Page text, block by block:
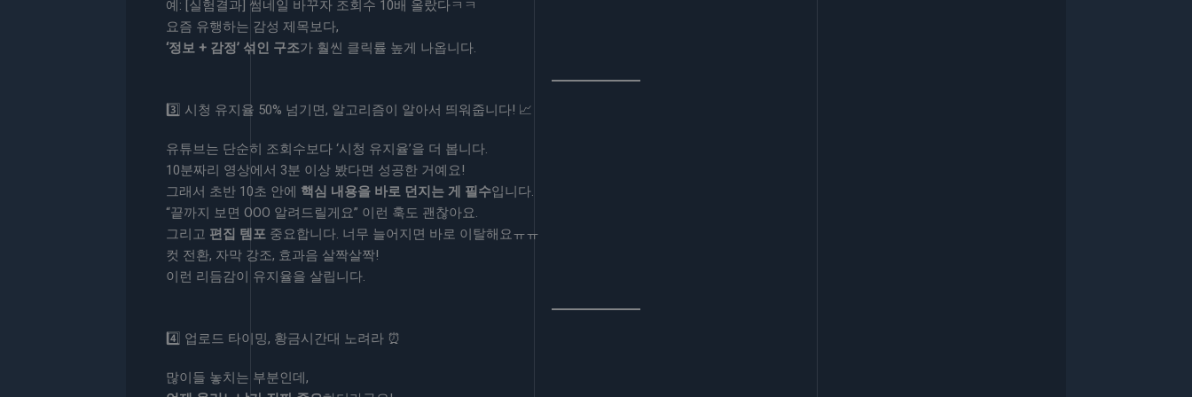
예: [실험결과] 썸네일 바꾸자 조회수 10배 올랐다ㅋㅋ
요즘 유행하는 감성 제목보다,
‘정보 + 감정’ 섞인 구조가 훨씬 클릭률 높게 나옵니다.
3️⃣ 시청 유지율 50% 넘기면, 알고리즘이 알아서 띄워줍니다! 📈
유튜브는 단순히 조회수보다 ‘시청 유지율’을 더 봅니다.
10분짜리 영상에서 3분 이상 봤다면 성공한 거예요!
그래서 초반 10초 안에 핵심 내용을 바로 던지는 게 필수입니다.
“끝까지 보면 OOO 알려드릴게요” 이런 훅도 괜찮아요.
그리고 편집 템포 중요합니다. 너무 늘어지면 바로 이탈해요ㅠㅠ
컷 전환, 자막 강조, 효과음 살짝살짝!
이런 리듬감이 유지율을 살립니다.
4️⃣ 업로드 타이밍, 황금시간대 노려라 ⏰
많이들 놓치는 부분인데,